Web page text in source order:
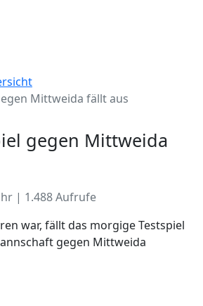
Mittweida fällt aus
gegen Mittweida
| 1.488 Aufrufe
war, fällt das morgige Testspiel
gegen Mittweida